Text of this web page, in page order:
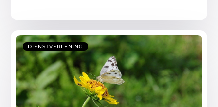
DIENSTVERLENING